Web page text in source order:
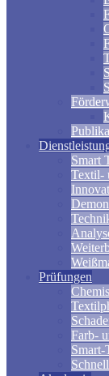
Smart
Textil-
Prüfungen
Farb-
Smart-